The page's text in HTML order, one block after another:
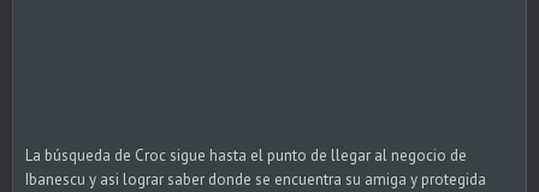
La búsqueda de Croc sigue hasta el punto de llegar al negocio de
Ibanescu y asi lograr saber donde se encuentra su amiga y protegida